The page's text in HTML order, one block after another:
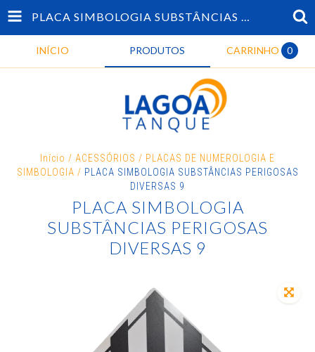
PLACA SIMBOLOGIA SUBSTÂNCIAS PERIGOSAS DIVERSAS 9
INÍCIO PRODUTOS CARRINHO 0
Início / ACESSÓRIOS / PLACAS DE NUMEROLOGIA E
SIMBOLOGIA / PLACA SIMBOLOGIA SUBSTÂNCIAS PERIGOSAS
DIVERSAS 9
PLACA SIMBOLOGIA
SUBSTÂNCIAS PERIGOSAS
DIVERSAS 9